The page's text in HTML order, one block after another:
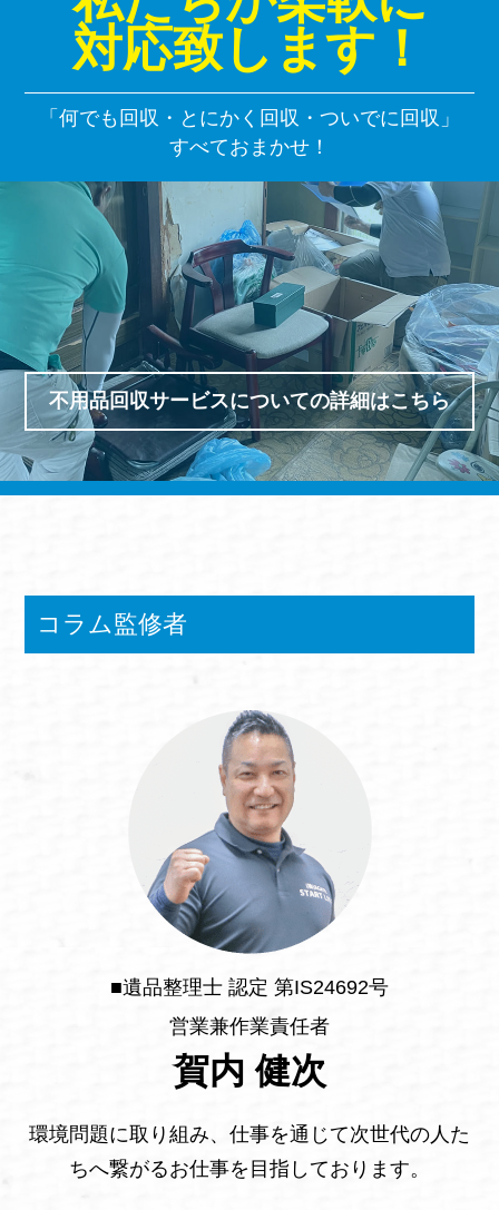
対応致します！
「何でも回収・とにかく回収・ついでに回収」
すべておまかせ！
不用品回収サービスについての詳細はこちら
コラム監修者
■遺品整理士 認定 第IS24692号
営業兼作業責任者
賀内 健次
環境問題に取り組み、仕事を通じて次世代の人た
ちへ繋がるお仕事を目指しております。